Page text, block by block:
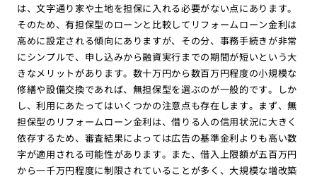
は、文字通り家や土地を担保に入れる必要がない点にあります。
そのため、有担保型のローンと比較してリフォームローン金利は
高めに設定される傾向にありますが、その分、事務手続きが非常
にシンプルで、申し込みから融資実行までの期間が短いという大
きなメリットがあります。数十万円から数百万円程度の小規模な
修繕や設備交換であれば、無担保型を選ぶのが一般的です。しか
し、利用にあたってはいくつかの注意点も存在します。まず、無
担保型のリフォームローン金利は、借りる人の信用状況に大きく
依存するため、審査結果によっては広告の基準金利よりも高い数
字が適用される可能性があります。また、借入上限額が五百万円
から一千万円程度に制限されていることが多く、大規模な増改築